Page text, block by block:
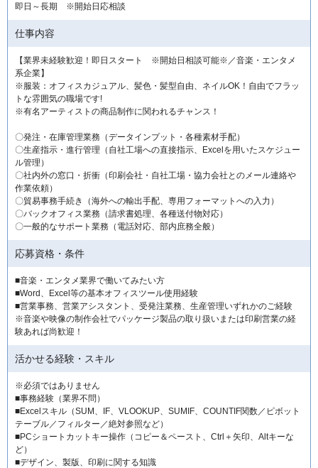
即日～長期 ※開始日応相談
仕事内容
【業界未経験歓迎！即日スタート ※開始日相談可能※／音楽・エンタメ
系企業】
※服装：オフィスカジュアル、髪色・髪型自由、ネイルOK！自由でフラッ
トな雰囲気の職場です!
※有名アーティストの商品制作に関われるチャンス！
〇発注・在庫管理業務（データインプット・各種素材手配）
〇生産指示・進行管理（自社工場への直接指示、Excelを用いたスケジュー
ル管理）
〇社内外の窓口・折衝（印刷会社・自社工場・協力会社とのメール連絡や
作業依頼）
〇貿易事務手続き（海外への輸出手配、専用フォーマットへの入力）
〇バックオフィス業務（請求書処理、各種送付物対応）
〇一般的なサポート業務（電話対応、部内庶務全般）
応募資格・条件
■音楽・エンタメ業界で働いてみたい方
■Word、Excel等の基本オフィスツール使用経験
■営業事務、営業アシスタント、受発注業務、生産管理いずれかのご経験
※音楽や映像の制作会社でパッケージ製品の取り扱いまたは印刷営業の経
験あれば尚歓迎！
活かせる経験・スキル
※必須ではありません
■事務経験（業界不問）
■Excelスキル（SUM、IF、VLOOKUP、SUMIF、COUNTIF関数／ピボット
テーブル／フィルター／絶対参照など）
■PCショートカットキー操作（コピー＆ペースト、Ctrl＋矢印、Altキーな
ど）
■デザイン、製版、印刷に関する知識